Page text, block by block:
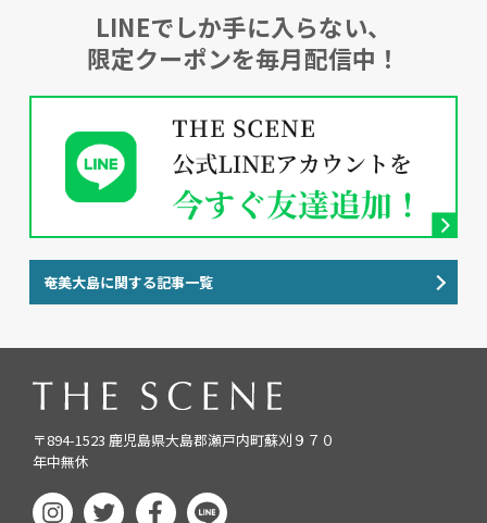
LINEでしか手に入らない、
限定クーポンを毎月配信中！
奄美大島に関する記事一覧
〒894-1523 鹿児島県大島郡瀬戸内町蘇刈９７０
年中無休